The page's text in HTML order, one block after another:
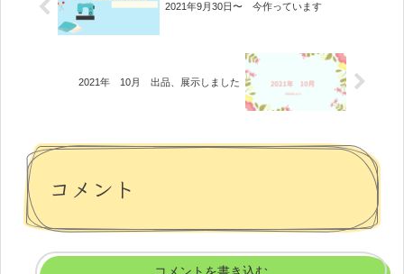
2021年9月30日〜 今作っています
2021年 10月 出品、展示しました
コメント